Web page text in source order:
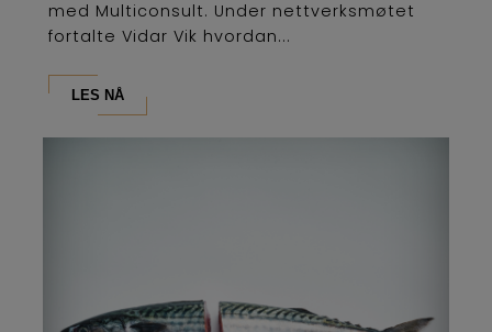
med Multiconsult. Under nettverksmøtet
fortalte Vidar Vik hvordan...
LES NÅ